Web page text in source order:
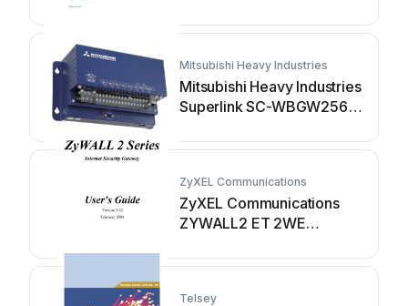
Mitsubishi Heavy Industries
Mitsubishi Heavy Industries
Superlink SC-WBGW256
ZyXEL Communications
ZyXEL Communications
ZYWALL2 ET 2WE
Telsey